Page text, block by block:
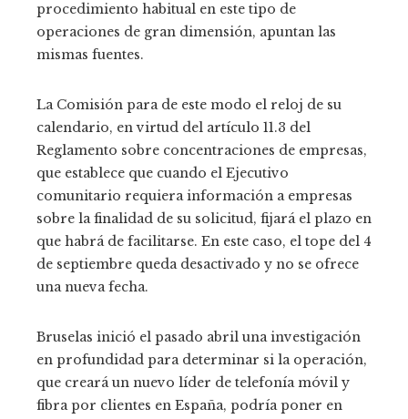
procedimiento habitual en este tipo de
operaciones de gran dimensión, apuntan las
mismas fuentes.
La Comisión para de este modo el reloj de su
calendario, en virtud del artículo 11.3 del
Reglamento sobre concentraciones de empresas,
que establece que cuando el Ejecutivo
comunitario requiera información a empresas
sobre la finalidad de su solicitud, fijará el plazo en
que habrá de facilitarse. En este caso, el tope del 4
de septiembre queda desactivado y no se ofrece
una nueva fecha.
Bruselas inició el pasado abril una investigación
en profundidad para determinar si la operación,
que creará un nuevo líder de telefonía móvil y
fibra por clientes en España, podría poner en